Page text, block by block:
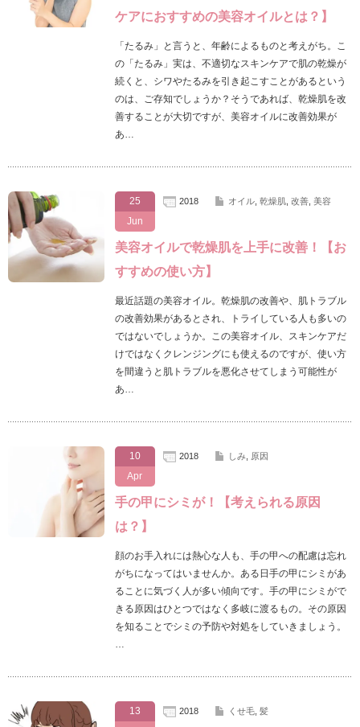
ケアにおすすめの美容オイルとは？】
「たるみ」と言うと、年齢によるものと考えがち。こ
の「たるみ」実は、不適切なスキンケアで肌の乾燥が
続くと、シワやたるみを引き起こすことがあるという
のは、ご存知でしょうか？そうであれば、乾燥肌を改
善することが大切ですが、美容オイルに改善効果が
あ…
25
Jun
2018 オイル, 乾燥肌, 改善, 美容
美容オイルで乾燥肌を上手に改善！【お
すすめの使い方】
最近話題の美容オイル。乾燥肌の改善や、肌トラブル
の改善効果があるとされ、トライしている人も多いの
ではないでしょうか。この美容オイル、スキンケアだ
けではなくクレンジングにも使えるのですが、使い方
を間違うと肌トラブルを悪化させてしまう可能性が
あ…
10
Apr
2018 しみ, 原因
手の甲にシミが！【考えられる原因
は？】
顔のお手入れには熱心な人も、手の甲への配慮は忘れ
がちになってはいませんか。ある日手の甲にシミがあ
ることに気づく人が多い傾向です。手の甲にシミがで
きる原因はひとつではなく多岐に渡るもの。その原因
を知ることでシミの予防や対処をしていきましょう。
…
13
2018 くせ毛, 髪